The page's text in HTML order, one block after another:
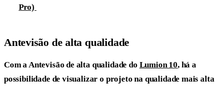
Pro)
Antevisão de alta qualidade
Com a Antevisão de alta qualidade do Lumion 10, há a
possibilidade de visualizar o projeto na qualidade mais alta